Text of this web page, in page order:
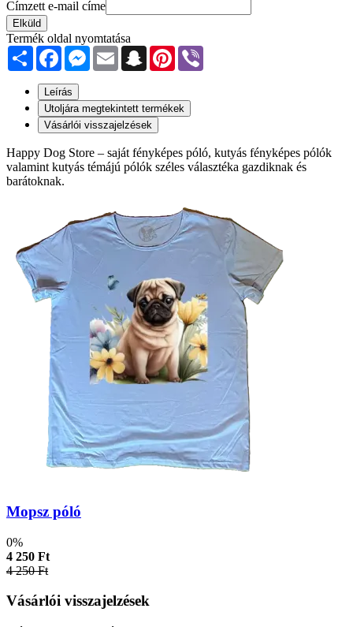
Címzett e-mail címe
Elküld
Termék oldal nyomtatása
Share FacebookMessenger
Email SnapchatPinterest
Leírás
Utoljára megtekintett termékek
Vásárlói visszajelzések
Happy Dog Store – saját fényképes póló, kutyás fényképes pólók
valamint kutyás témájú pólók széles választéka gazdiknak és
barátoknak.
Mopsz póló
0%
4 250 Ft
4 250 Ft
Vásárlói visszajelzések